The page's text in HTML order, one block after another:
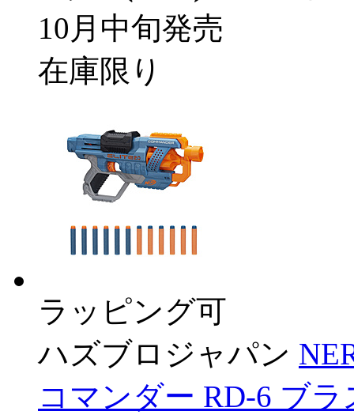
10月中旬発売
在庫限り
ラッピング可
ハズブロジャパン
コマンダー RD-6 ブラ